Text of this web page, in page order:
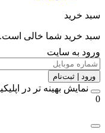
خرید شما خالی است.
به سایت
| ثبت‌نام
بهینه تر در اپلیکیشن